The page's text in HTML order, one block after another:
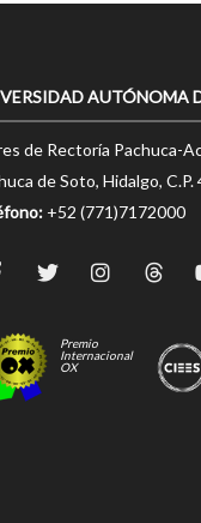
AUTÓNOMA
de Rectoría Pachuca-
de Soto, Hidalgo, C.P.
+52 (771)7172000
Premio
Internacional
OX